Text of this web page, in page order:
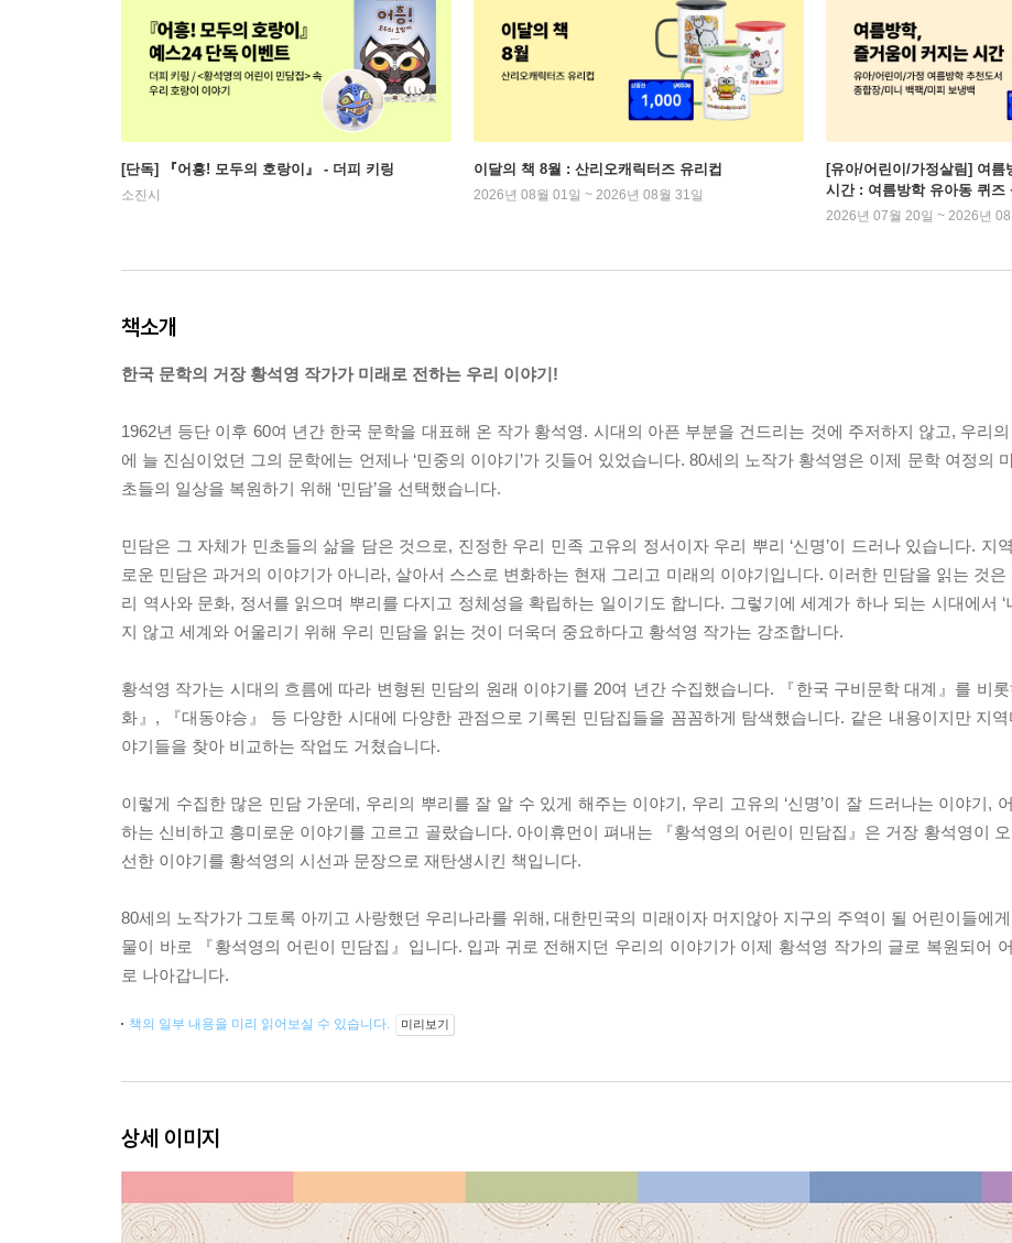
[단독] 『어흥! 모두의 호랑이』 - 더피 키링
소진시
이달의 책 8월 : 산리오캐릭터즈 유리컵
2026년 08월 01일 ~ 2026년 08월 31일
[유아/어린이/가정살림] 여름
시간 : 여름방학 유아동 퀴즈
2026년 07월 20일 ~ 2026년 08
책소개
한국 문학의 거장 황석영 작가가 미래로 전하는 우리 이야기!
1962년 등단 이후 60여 년간 한국 문학을 대표해 온 작가 황석영. 시대의 아픈 부분을 건드리는 것에 주저하지 않고, 우리
에 늘 진심이었던 그의 문학에는 언제나 ‘민중의 이야기’가 깃들어 있었습니다. 80세의 노작가 황석영은 이제 문학 여정의
초들의 일상을 복원하기 위해 ‘민담’을 선택했습니다.
민담은 그 자체가 민초들의 삶을 담은 것으로, 진정한 우리 민족 고유의 정서이자 우리 뿌리 ‘신명’이 드러나 있습니다. 지
로운 민담은 과거의 이야기가 아니라, 살아서 스스로 변화하는 현재 그리고 미래의 이야기입니다. 이러한 민담을 읽는 것은
리 역사와 문화, 정서를 읽으며 뿌리를 다지고 정체성을 확립하는 일이기도 합니다. 그렇기에 세계가 하나 되는 시대에서 ‘
지 않고 세계와 어울리기 위해 우리 민담을 읽는 것이 더욱더 중요하다고 황석영 작가는 강조합니다.
황석영 작가는 시대의 흐름에 따라 변형된 민담의 원래 이야기를 20여 년간 수집했습니다. 『한국 구비문학 대계』를 비
화』, 『대동야승』 등 다양한 시대에 다양한 관점으로 기록된 민담집들을 꼼꼼하게 탐색했습니다. 같은 내용이지만 지
야기들을 찾아 비교하는 작업도 거쳤습니다.
이렇게 수집한 많은 민담 가운데, 우리의 뿌리를 잘 알 수 있게 해주는 이야기, 우리 고유의 ‘신명’이 잘 드러나는 이야기,
하는 신비하고 흥미로운 이야기를 고르고 골랐습니다. 아이휴먼이 펴내는 『황석영의 어린이 민담집』은 거장 황석영이
선한 이야기를 황석영의 시선과 문장으로 재탄생시킨 책입니다.
80세의 노작가가 그토록 아끼고 사랑했던 우리나라를 위해, 대한민국의 미래이자 머지않아 지구의 주역이 될 어린이들에
물이 바로 『황석영의 어린이 민담집』입니다. 입과 귀로 전해지던 우리의 이야기가 이제 황석영 작가의 글로 복원되어
로 나아갑니다.
책의 일부 내용을 미리 읽어보실 수 있습니다. 미리보기
상세 이미지